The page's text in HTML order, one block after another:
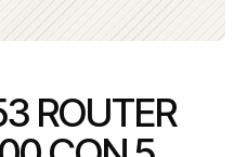
ROUTER